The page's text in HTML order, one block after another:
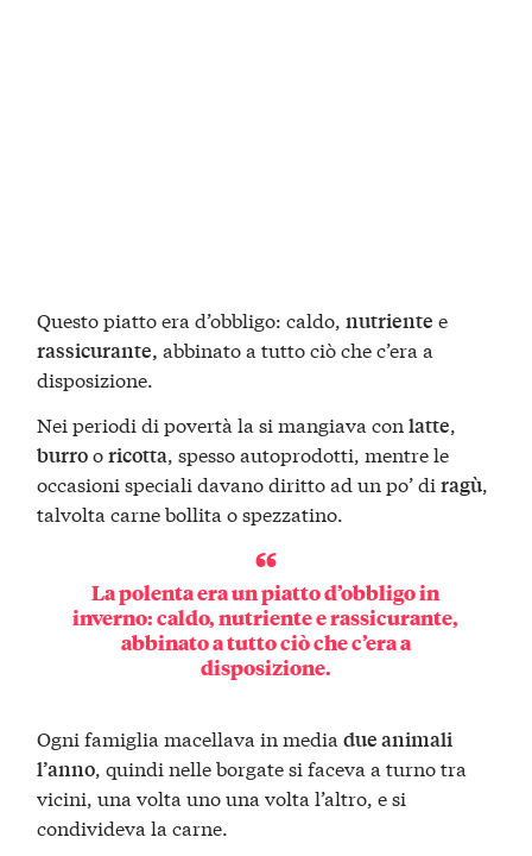
Questo piatto era d’obbligo: caldo,nutriente e
rassicurante, abbinato a tutto ciò che c’era a
disposizione.
Nei periodi di povertà la si mangiava conlatte,
burrooricotta, spesso autoprodotti, mentre le
occasioni speciali davano diritto ad un po’ diragù,
talvolta carne bollita o spezzatino.
La polenta era un piatto d’obbligo in
inverno: caldo, nutriente e rassicurante,
abbinato a tutto ciò che c’era a
disposizione.
Ogni famiglia macellava in mediadue animali
l’anno, quindi nelle borgate si faceva a turno tra
vicini, una volta uno una volta l’altro, e si
condivideva la carne.